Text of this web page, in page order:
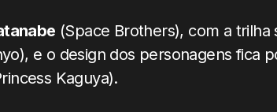
(Space Brothers), com a trilha
e o design dos personagens fica
Kaguya).